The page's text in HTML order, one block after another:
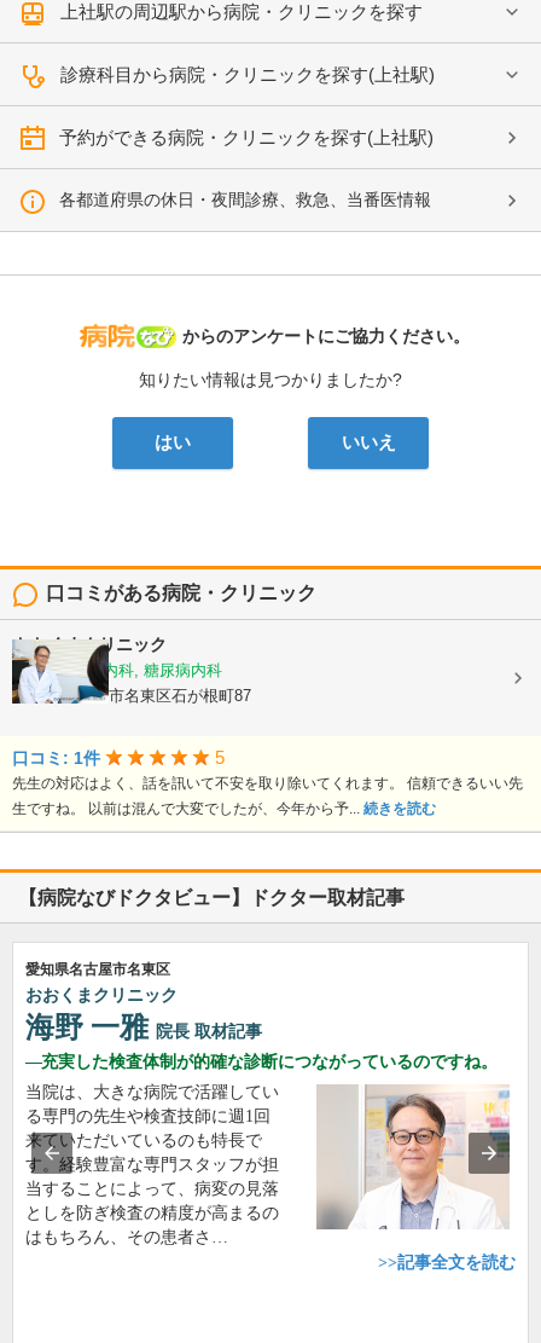
上社駅の周辺駅から病院・クリニックを探す
診療科目から病院・クリニックを探す(上社駅)
予約ができる病院・クリニックを探す(上社駅)
各都道府県の休日・夜間診療、救急、当番医情報
病院なび
からのアンケートにご協力ください。
知りたい情報は見つかりましたか?
はい いいえ
口コミがある病院・クリニック
おおくまクリニック
内科, 循環器内科, 糖尿病内科
愛知県名古屋市名東区石が根町87
口コミ: 1件 5
先生の対応はよく、話を訊いて不安を取り除いてくれます。 信頼できるいい先
生ですね。 以前は混んで大変でしたが、今年から予... 続きを読む
【病院なびドクタビュー】ドクター取材記事
愛知県名古屋市名東区
おおくまクリニック
海野 一雅 院長 取材記事
充実した検査体制が的確な診断につながっているのですね。
当院は、大きな病院で活躍してい
る専門の先生や検査技師に週1回
来ていただいているのも特長で
す。経験豊富な専門スタッフが担
当することによって、病変の見落
としを防ぎ検査の精度が高まるの
はもちろん、その患者さ…
>>記事全文を読む